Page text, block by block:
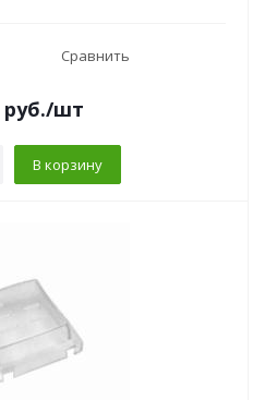
Сравнить
руб./шт
В корзину